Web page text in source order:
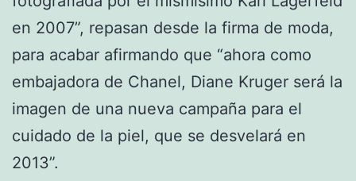
en 2007”, repasan desde la firma de moda,
para acabar afirmando que “ahora como
embajadora de Chanel, Diane Kruger será la
imagen de una nueva campaña para el
cuidado de la piel, que se desvelará en
2013”.